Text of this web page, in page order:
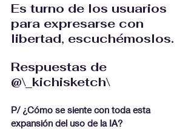
Es turno de los usuarios
para expresarse con
libertad, escuchémoslos.
Respuestas de
@\_kichisketch\
P/ ¿Cómo se siente con toda esta
expansión del uso de la IA?